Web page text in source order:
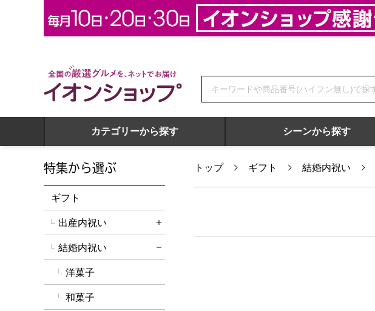
全国の厳選グルメを、ネットでお届け イオンショップ
カテゴリーから探す シーンから探す
トップ ギフト 結婚内祝い
特集から選ぶ
ギフト
出産内祝い
詳細を開く
結婚内祝い
洋菓子
和菓子